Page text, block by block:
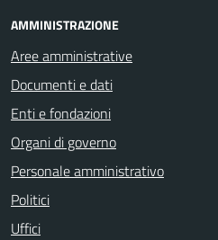
AMMINISTRAZIONE
Aree amministrative
Documenti e dati
Enti e fondazioni
Organi di governo
Personale amministrativo
Politici
Uffici